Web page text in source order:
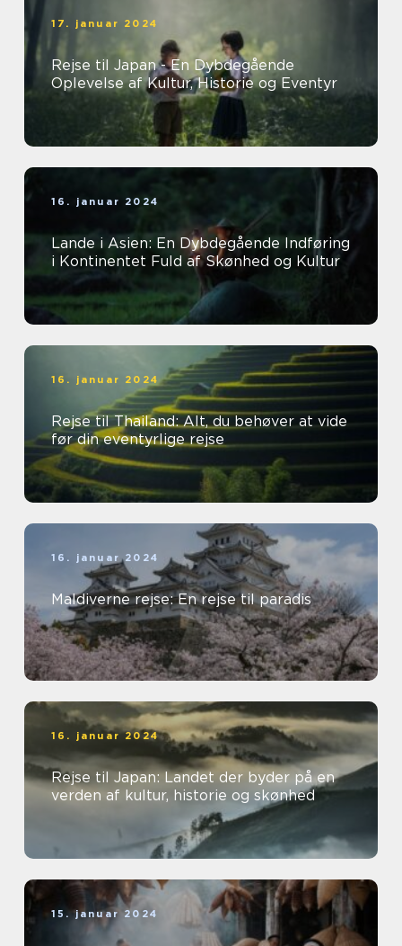
17. januar 2024
Rejse til Japan - En Dybdegående
Oplevelse af Kultur, Historie og Eventyr
16. januar 2024
Lande i Asien: En Dybdegående Indføring
i Kontinentet Fuld af Skønhed og Kultur
16. januar 2024
Rejse til Thailand: Alt, du behøver at vide
før din eventyrlige rejse
16. januar 2024
Maldiverne rejse: En rejse til paradis
16. januar 2024
Rejse til Japan: Landet der byder på en
verden af kultur, historie og skønhed
15. januar 2024